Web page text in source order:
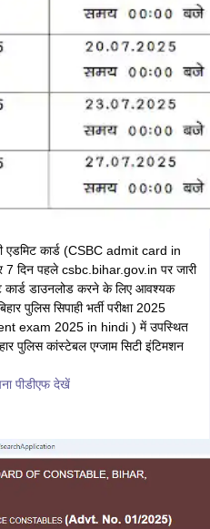
से 2 बजे तक आयोजित की गई। हालांकि
के लिए समय सुबह 9ः30 से 10ः30 तक था।
बनाए गए हैं।
पर्षद (सिपाही भर्ती) द्वारा बिहार पुलिस
आवेदन 21 जुलाई को जारी हो गया है।
कुल रिक्तियों की संख्या 4361 है।
सिपाही की भर्ती के लिए 18 जुलाई को
बिहार पुलिस कांस्टेबल एडमिट कार्ड
में शामिल होने वाले उम्मीदवारों के
एडमिट कार्ड 2025 आधिकारिक तौर
कार्यक्रम के अनुसार, एडमिट कार्ड परीक्षा